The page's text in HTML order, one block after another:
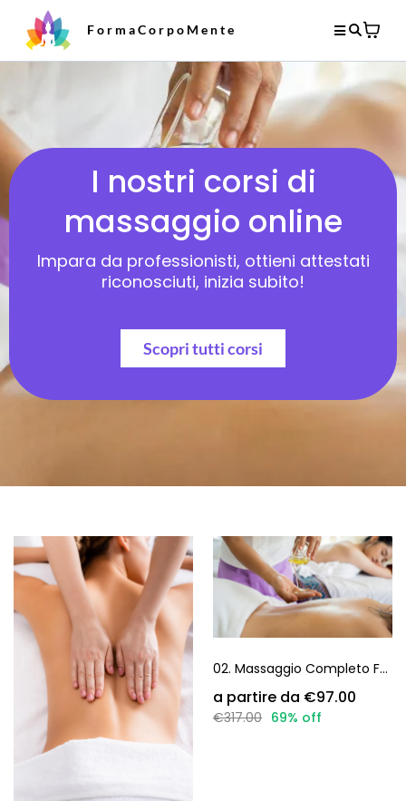
FormaCorpoMente
I nostri corsi di
massaggio online
Impara da professionisti, ottieni attestati
riconosciuti, inizia subito!
Scopri tutti corsi
02. Massaggio Completo Fullbody Intensivo
€97.00
€317.00 69% off